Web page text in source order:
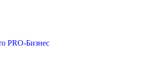
PRO-Бизнес